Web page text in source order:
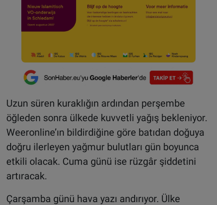
Uzun süren kuraklığın ardından perşembe
öğleden sonra ülkede kuvvetli yağış bekleniyor.
Weeronline’ın bildirdiğine göre batıdan doğuya
doğru ilerleyen yağmur bulutları gün boyunca
etkili olacak. Cuma günü ise rüzgâr şiddetini
artıracak.
Çarşamba günü hava yazı andırıyor. Ülke